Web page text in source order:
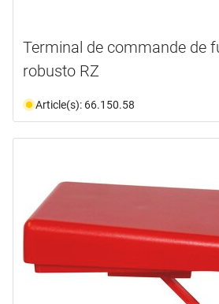
Terminal de commande de
robusto RZ
Article(s): 66.150.58